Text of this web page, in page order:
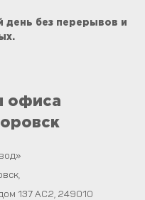
без перерывов и
офиса
137 АС2 249010